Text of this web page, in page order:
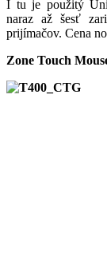
I tu je použitý
naraz až šesť
prijímačov. Cena
Zone Touch